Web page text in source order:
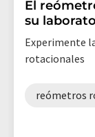
El
su
Experimente
rotacionales
reómetros